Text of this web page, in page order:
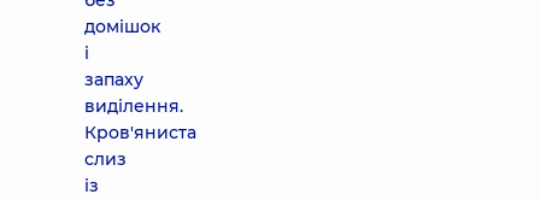
домішок
і
запаху
виділення.
Кров'яниста
слиз
із